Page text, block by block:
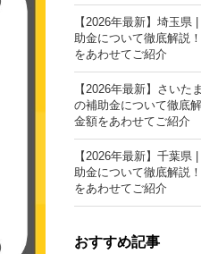
【2026年最新】埼玉県
助金について徹底解説
をあわせてご紹介
【2026年最新】さいた
の補助金について徹底
金額をあわせてご紹介
【2026年最新】千葉県
助金について徹底解説
をあわせてご紹介
おすすめ記事